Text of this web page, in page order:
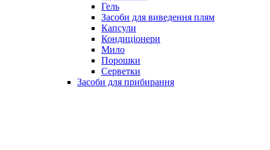
Гель
Засоби для виведення плям
Капсули
Кондиціонери
Мило
Порошки
Серветки
Засоби для прибирання